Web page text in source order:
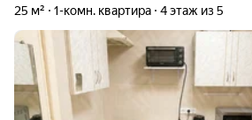
25 м² 1-комн. квартира 4 этаж из 5